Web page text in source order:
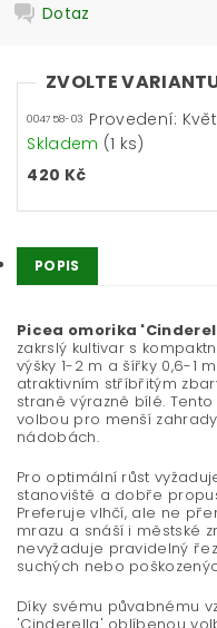
Dotaz
ZVOLTE
004758-03 Provedení:
Skladem (1 ks)
420 Kč
POPIS
Picea omorika
zakrslý kultivar s
výšky 1-2 m a šířky 0,6-1
atraktivním stříbřitým
straně výrazně bílé.
volbou pro menší
nádobách.
Pro optimální růst
stanoviště a dobře
Preferuje vlhčí, ale ne
mrazu a snáší i městské
nevyžaduje pravidelný
suchých nebo
Díky svému půvabnému